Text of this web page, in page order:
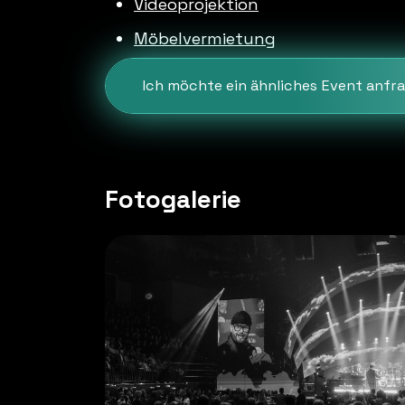
Möbelvermietung
Ich möchte ein ähnliches Event
Fotogalerie